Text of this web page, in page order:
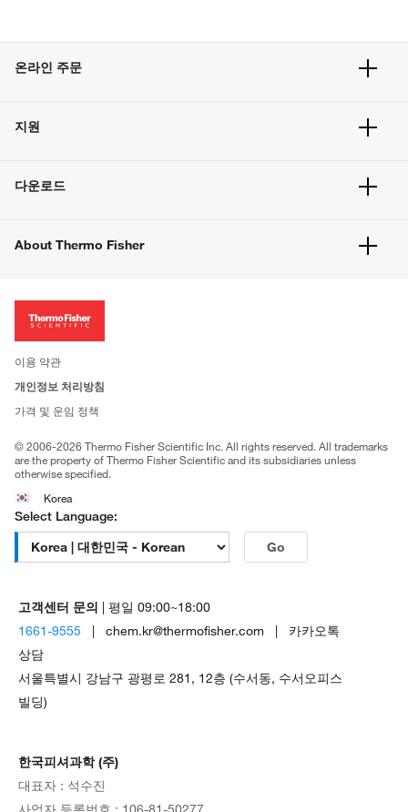
온라인 주문
주문 방법
벌크 주문
지원
고객 센터
웹사이트 개선사항
다운로드
About Thermo Fisher
투자자
사회적 책임
브랜드
이용 약관
개인정보 처리방침
가격 및 운임 정책
© 2006-2026 Thermo Fisher Scientific Inc. All rights reserved. All trademarks
are the property of Thermo Fisher Scientific and its subsidiaries unless
otherwise specified.
Korea
Select Language:
Go
고객센터 문의 | 평일 09:00~18:00
1661-9555 | chem.kr@thermofisher.com | 카카오톡
상담
서울특별시 강남구 광평로 281, 12층 (수서동, 수서오피스
빌딩)
한국피셔과학 (주)
대표자 : 석수진